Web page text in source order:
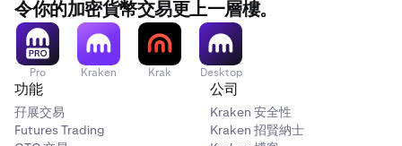
令你的加密貨幣交易更上一層樓。
Pro Kraken Krak Desktop
功能
孖展交易
Futures Trading
公司
Kraken 安全性
Kraken 招賢納士